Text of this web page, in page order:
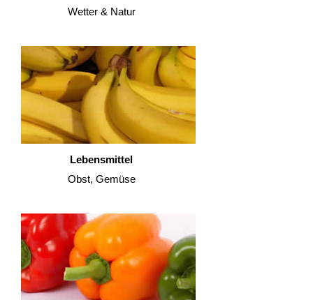
Wetter & Natur
Lebensmittel
Obst, Gemüse